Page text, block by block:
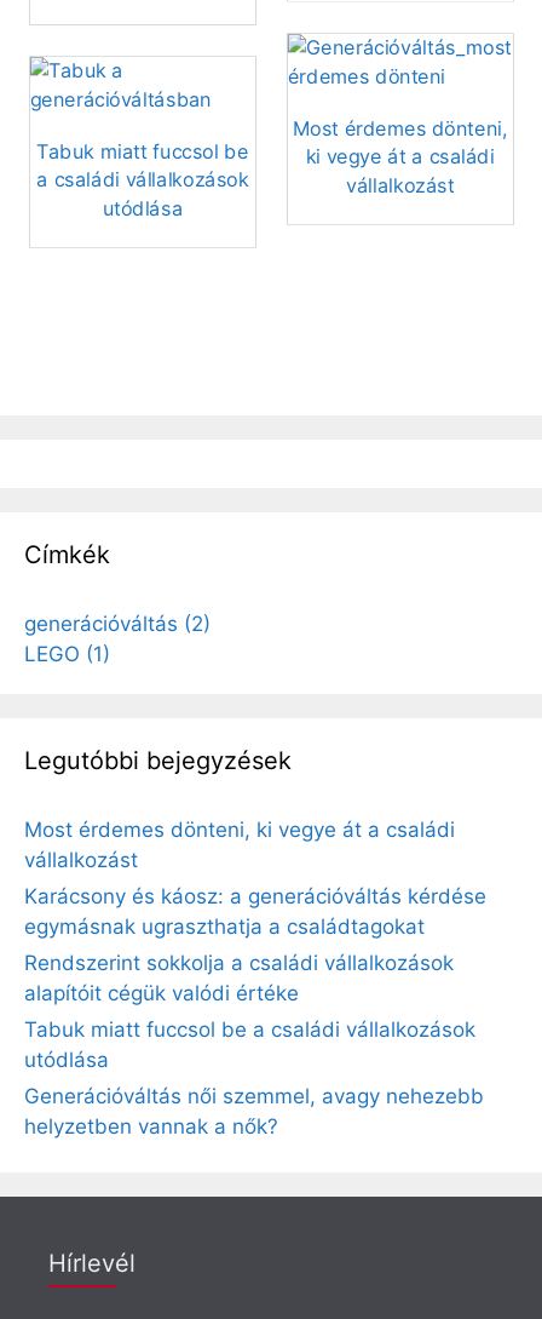
Tabuk miatt fuccsol be
a családi vállalkozások
utódlása
Most érdemes dönteni,
ki vegye át a családi
vállalkozást
Címkék
generációváltás (2)
LEGO (1)
Legutóbbi bejegyzések
Most érdemes dönteni, ki vegye át a családi
vállalkozást
Karácsony és káosz: a generációváltás kérdése
egymásnak ugraszthatja a családtagokat
Rendszerint sokkolja a családi vállalkozások
alapítóit cégük valódi értéke
Tabuk miatt fuccsol be a családi vállalkozások
utódlása
Generációváltás női szemmel, avagy nehezebb
helyzetben vannak a nők?
Hírlevél